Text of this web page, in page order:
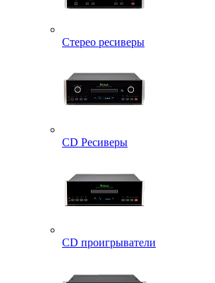
Стерео ресиверы
CD Ресиверы
CD проигрыватели